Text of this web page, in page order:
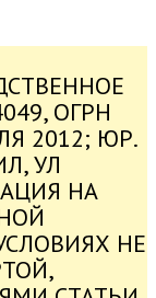
ОГРН
2012; ЮР.
УЛ
НА
НЕ